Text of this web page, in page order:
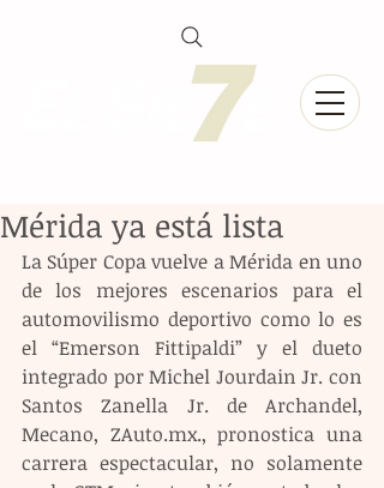
Mérida ya está lista
La Súper Copa vuelve a Mérida en uno
de los mejores escenarios para el
automovilismo deportivo como lo es
el “Emerson Fittipaldi” y el dueto
integrado por Michel Jourdain Jr. con
Santos Zanella Jr. de Archandel,
Mecano, ZAuto.mx., pronostica una
carrera espectacular, no solamente